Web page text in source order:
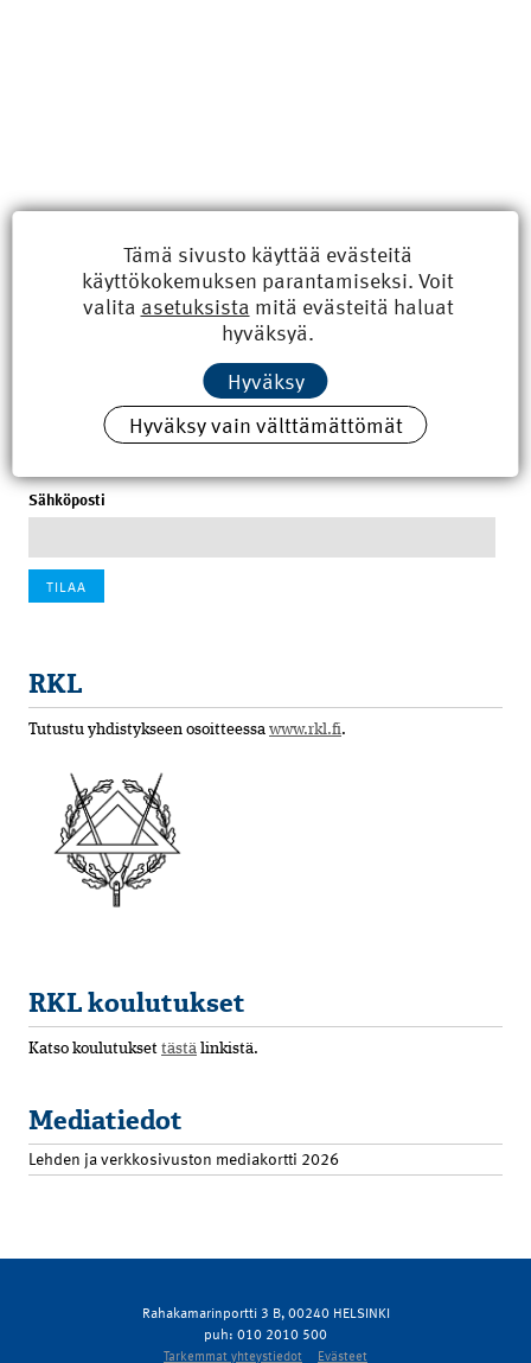
Uusimmat
Kyberisku kiinteistötietoihin haittaisi energiarakentamista
8.6.2026 15:21
100 vuotta sitten: Rajajoen uusi rautatiesilta
Tilaa uutiskirje
Sähköposti
RKL
Tutustu yhdistykseen osoitteessa www.rkl.fi.
RKL koulutukset
Katso koulutukset tästä linkistä.
Mediatiedot
Lehden ja verkkosivuston mediakortti 2026
Rahakamarinportti 3 B, 00240 HELSINKI
puh: 010 2010 500
Tarkemmat yhteystiedot Evästeet
Tämä sivusto käyttää evästeitä
käyttökokemuksen parantamiseksi. Voit
valita asetuksista mitä evästeitä haluat
hyväksyä.
Hyväksy
Hyväksy vain välttämättömät